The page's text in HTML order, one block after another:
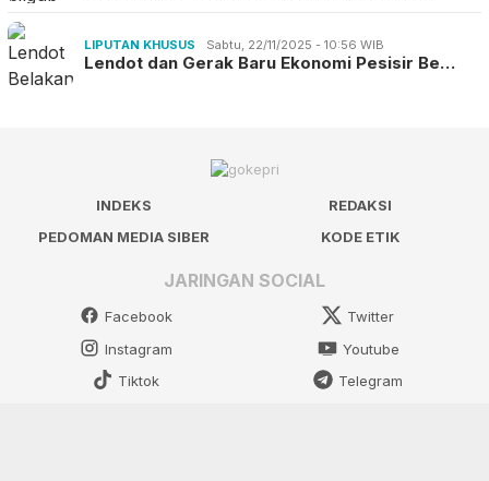
LIPUTAN KHUSUS Sabtu, 22/11/2025 - 10:56 WIB
Lendot dan Gerak Baru Ekonomi Pesisir Be…
INDEKS
REDAKSI
PEDOMAN MEDIA SIBER
KODE ETIK
JARINGAN SOCIAL
Facebook
Twitter
Instagram
Youtube
Tiktok
Telegram